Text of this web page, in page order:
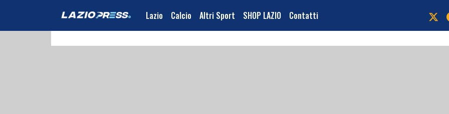
Lazio Calcio Altri Sport SHOP LAZIO Contatti